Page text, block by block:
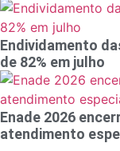
Endividamento
de 82% em julho
Enade 2026
atendimento